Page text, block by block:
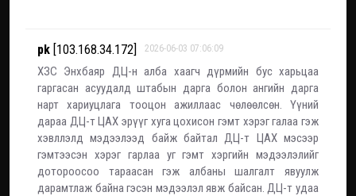
pk [103.168.34.172] 2026-06-03 07:06:09
ХЗС Энхбаяр ДЦ-н алба хаагч дүрмийн бус харьцаа
гаргасан асуудалд штабын дарга болон ангийн дарга
нарт хариуцлага тооцон ажиллаас чөлөөлсөн. Үүний
дараа ДЦ-т ЦАХ эрүүг хуга цохисон гэмт хэрэг галаа гэж
хэвллэлд мэдээлээд байж байтал ДЦ-т ЦАХ мэсээр
гэмтээсэн хэрэг гарлаа уг гэмт хэргийн мэдээлэлийг
дотороосоо тараасан гэж албаны шалгалт явуулж
дарамтлаж байна гэсэн мэдээлэл явж байсан. ДЦ-т удаа